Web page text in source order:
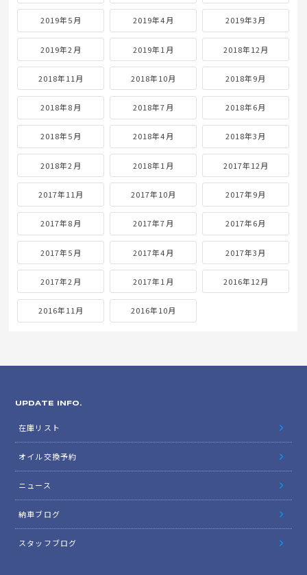
2019年5月 2019年4月 2019年3月
2019年2月 2019年1月 2018年12月
2018年11月 2018年10月 2018年9月
2018年8月 2018年7月 2018年6月
2018年5月 2018年4月 2018年3月
2018年2月 2018年1月 2017年12月
2017年11月 2017年10月 2017年9月
2017年8月 2017年7月 2017年6月
2017年5月 2017年4月 2017年3月
2017年2月 2017年1月 2016年12月
2016年11月 2016年10月
UPDATE INFO.
在庫リスト
オイル交換予約
ニュース
納車ブログ
スタッフブログ